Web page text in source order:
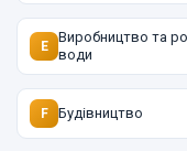
E
Виробництво та
води
F Будівництво